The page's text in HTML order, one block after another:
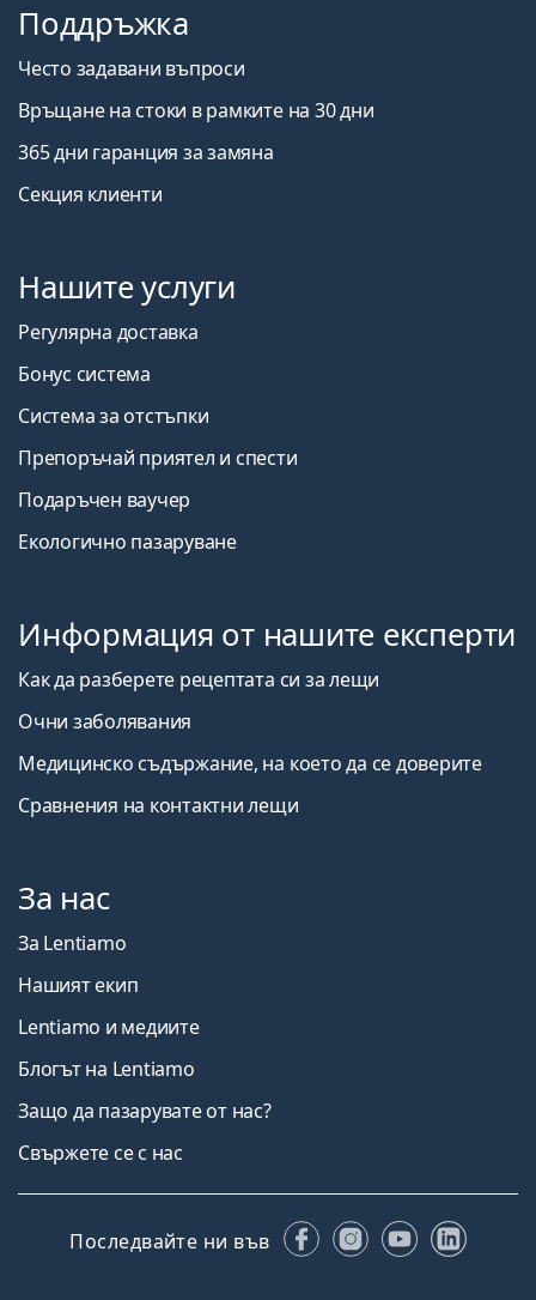
Поддръжка
Често задавани въпроси
Връщане на стоки в рамките на 30 дни
365 дни гаранция за замяна
Секция клиенти
Нашите услуги
Регулярна доставка
Бонус система
Система за отстъпки
Препоръчай приятел и спести
Подаръчен ваучер
Екологично пазаруване
Информация от нашите експерти
Как да разберете рецептата си за лещи
Очни заболявания
Медицинско съдържание, на което да се доверите
Сравнения на контактни лещи
За нас
За Lentiamo
Нашият екип
Lentiamo и медиите
Блогът на Lentiamo
Защо да пазарувате от нас?
Свържете се с нас
Последвайте ни във FacebookInstagram
YouTube